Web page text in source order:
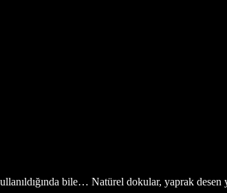
bile… Natürel dokular, yaprak desen